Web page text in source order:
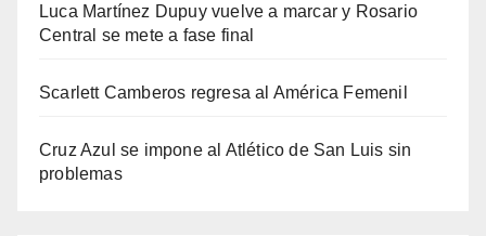
Luca Martínez Dupuy vuelve a marcar y Rosario
Central se mete a fase final
Scarlett Camberos regresa al América Femenil
Cruz Azul se impone al Atlético de San Luis sin
problemas